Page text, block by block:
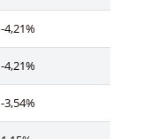
-4,21%
-4,21%
-3,54%